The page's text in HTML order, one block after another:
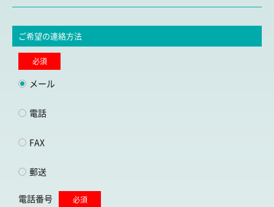
ご希望の連絡方法
必須
メール
電話
FAX
郵送
電話番号 必須